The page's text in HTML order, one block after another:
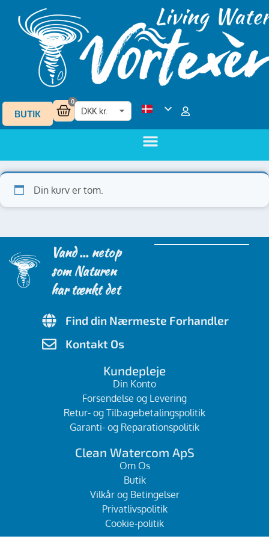
BUTIK
0
Din kurv er tom.
Vand ... netop
som Naturen
har tænkt det
Kundepleje
Din Konto
Forsendelse og Levering
Retur- og Tilbagebetalingspolitik
Garanti- og Reparationspolitik
Clean Watercom ApS
Om Os
Butik
Vilkår og Betingelser
Privatlivspolitik
Cookie-politik
Find din Nærmeste Forhandler
Kontakt Os